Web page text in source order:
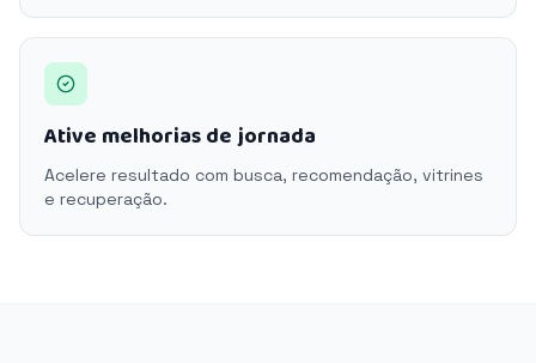
Ative melhorias de jornada
Acelere resultado com busca, recomendação, vitrines
e recuperação.